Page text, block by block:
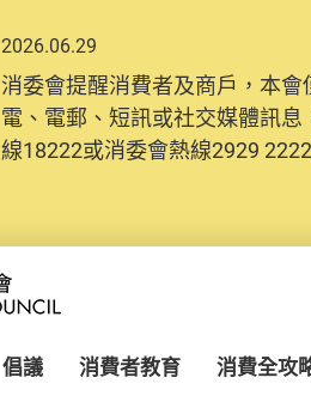
2026.06.29
消委會提醒消費者及商戶，本
電、電郵、短訊或社交媒體訊
線18222或消委會熱線2929
倡議 消費者教育 消費全攻